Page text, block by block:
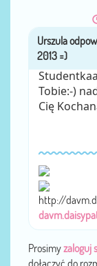
Tobie:-)
Cię
http://
Prosimyzaloguj
dołączyć do